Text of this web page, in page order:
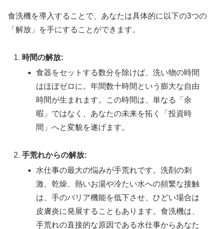
食洗機を導入することで、あなたは具体的に以下の3つの
「解放」を手にすることができます。
時間の解放:
食器をセットする数分を除けば、洗い物の時間
はほぼゼロに。年間数十時間という膨大な自由
時間が生まれます。この時間は、単なる「余
暇」ではなく、あなたの未来を拓く「投資時
間」へと変貌を遂げます。
手荒れからの解放:
水仕事の最大の悩みが手荒れです。洗剤の刺
激、乾燥、熱いお湯や冷たい水への頻繁な接触
は、手のバリア機能を低下させ、ひどい場合は
皮膚炎に発展することもあります。食洗機は、
手荒れの直接的な原因である水仕事からあなた